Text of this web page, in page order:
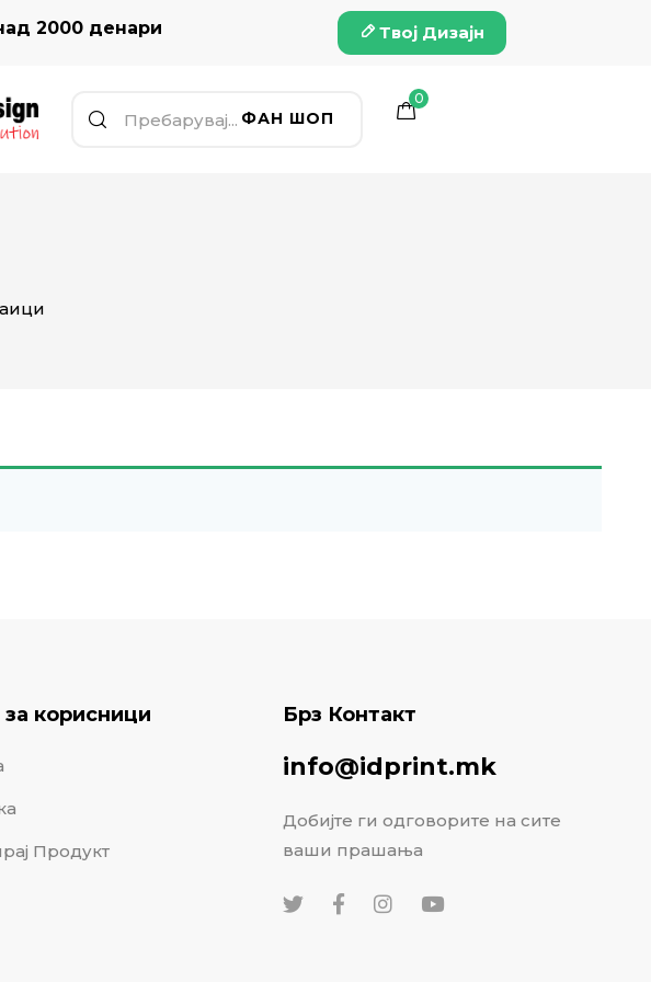
2000 денари Твој Дизајн
ФАН ШОП
0
корисници
Продукт
Брз Контакт
info@idprint.mk
Добијте ги одговорите на сите
ваши прашања